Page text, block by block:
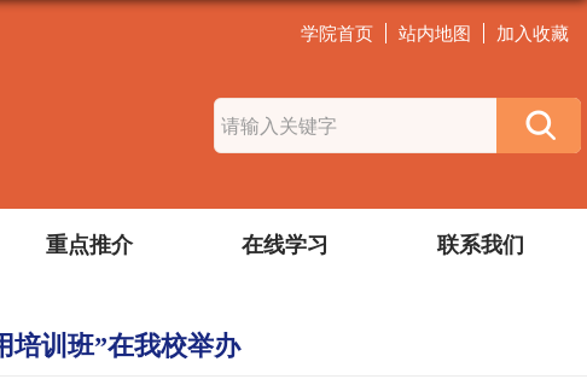
学院首页 站内地图 加入收藏
重点推介 在线学习 联系我们
培训班”在我校举办